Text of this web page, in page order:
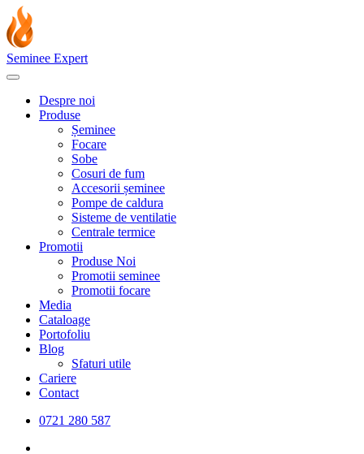
Seminee Expert
Despre noi
Produse
Șeminee
Focare
Sobe
Cosuri de fum
Accesorii șeminee
Pompe de caldura
Sisteme de ventilatie
Centrale termice
Promotii
Produse Noi
Promotii seminee
Promotii focare
Media
Cataloage
Portofoliu
Blog
Sfaturi utile
Cariere
Contact
0721 280 587